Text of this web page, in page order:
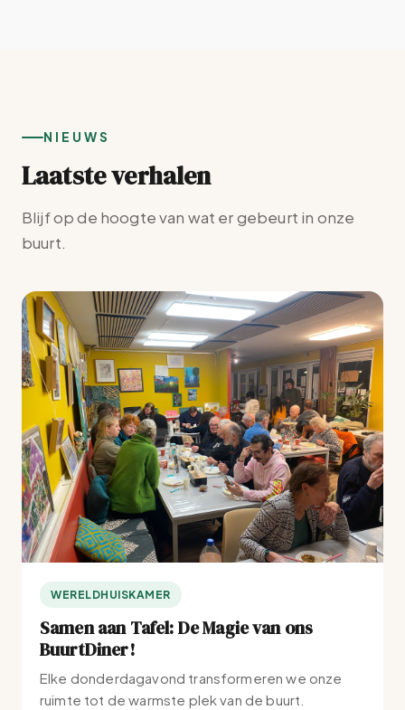
NIEUWS
Laatste verhalen
Blijf op de hoogte van wat er gebeurt in onze
buurt.
WERELDHUISKAMER
Samen aan Tafel: De Magie van ons
BuurtDiner!
Elke donderdagavond transformeren we onze
ruimte tot de warmste plek van de buurt.